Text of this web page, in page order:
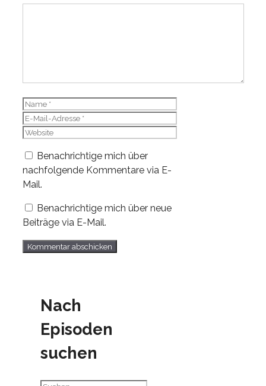
Name
E-
Mail-
Website
Benachrichtige mich über
nachfolgende Kommentare via E-
Mail.
Benachrichtige mich über neue
Beiträge via E-Mail.
Nach
Episoden
suchen